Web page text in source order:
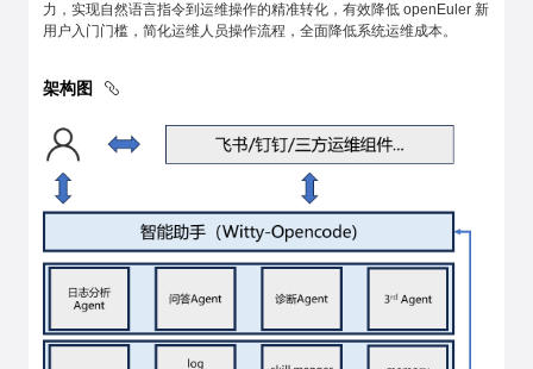
力，实现自然语言指令到运维操作的精准转化，有效降低 openEuler 新
用户入门门槛，简化运维人员操作流程，全面降低系统运维成本。
架构图